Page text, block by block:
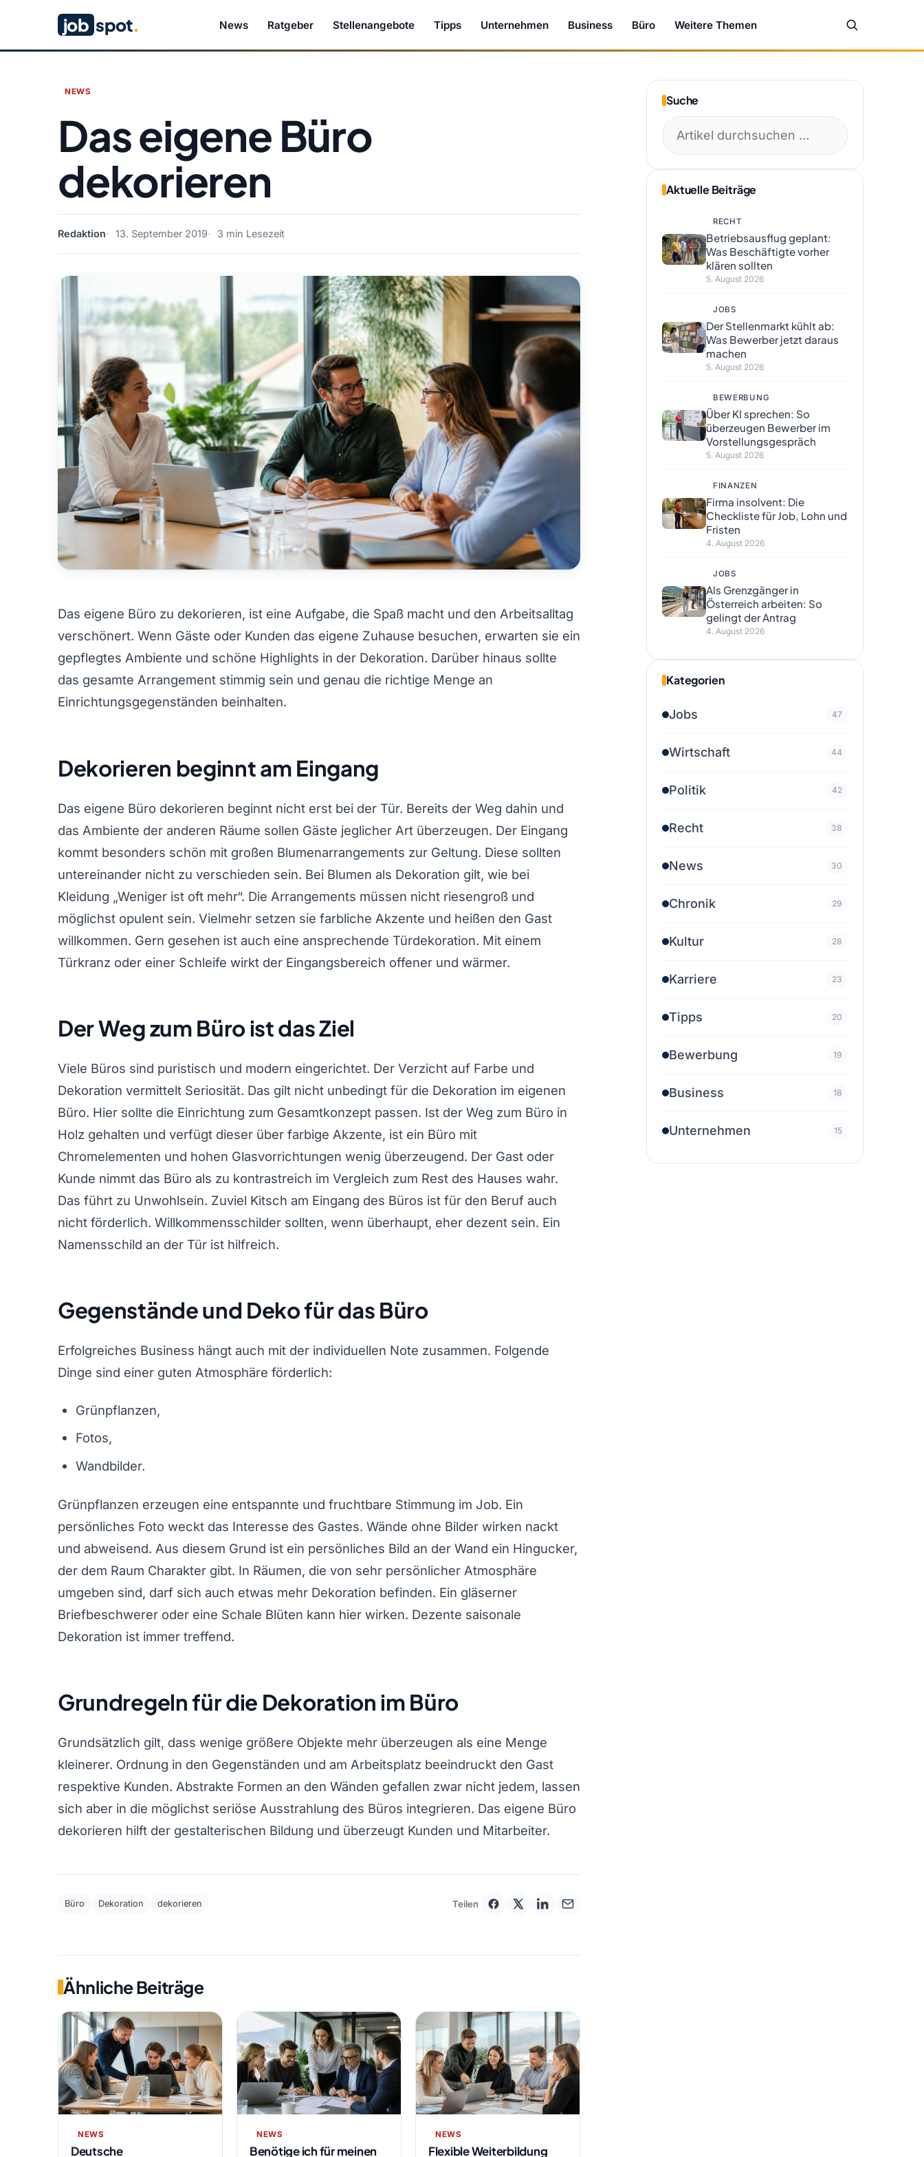
job spot. News Ratgeber Stellenangebote Tipps Unternehmen Business Büro Weitere Themen
NEWS
Das eigene Büro
dekorieren
Redaktion 13. September 2019 3 min Lesezeit
Das eigene Büro zu dekorieren, ist eine Aufgabe, die Spaß macht und den Arbeitsalltag
verschönert. Wenn Gäste oder Kunden das eigene Zuhause besuchen, erwarten sie ein
gepflegtes Ambiente und schöne Highlights in der Dekoration. Darüber hinaus sollte
das gesamte Arrangement stimmig sein und genau die richtige Menge an
Einrichtungsgegenständen beinhalten.
Dekorieren beginnt am Eingang
Das eigene Büro dekorieren beginnt nicht erst bei der Tür. Bereits der Weg dahin und
das Ambiente der anderen Räume sollen Gäste jeglicher Art überzeugen. Der Eingang
kommt besonders schön mit großen Blumenarrangements zur Geltung. Diese sollten
untereinander nicht zu verschieden sein. Bei Blumen als Dekoration gilt, wie bei
Kleidung „Weniger ist oft mehr“. Die Arrangements müssen nicht riesengroß und
möglichst opulent sein. Vielmehr setzen sie farbliche Akzente und heißen den Gast
willkommen. Gern gesehen ist auch eine ansprechende Türdekoration. Mit einem
Türkranz oder einer Schleife wirkt der Eingangsbereich offener und wärmer.
Der Weg zum Büro ist das Ziel
Viele Büros sind puristisch und modern eingerichtet. Der Verzicht auf Farbe und
Dekoration vermittelt Seriosität. Das gilt nicht unbedingt für die Dekoration im eigenen
Büro. Hier sollte die Einrichtung zum Gesamtkonzept passen. Ist der Weg zum Büro in
Holz gehalten und verfügt dieser über farbige Akzente, ist ein Büro mit
Chromelementen und hohen Glasvorrichtungen wenig überzeugend. Der Gast oder
Kunde nimmt das Büro als zu kontrastreich im Vergleich zum Rest des Hauses wahr.
Das führt zu Unwohlsein. Zuviel Kitsch am Eingang des Büros ist für den Beruf auch
nicht förderlich. Willkommensschilder sollten, wenn überhaupt, eher dezent sein. Ein
Namensschild an der Tür ist hilfreich.
Gegenstände und Deko für das Büro
Erfolgreiches Business hängt auch mit der individuellen Note zusammen. Folgende
Dinge sind einer guten Atmosphäre förderlich:
Grünpflanzen,
Fotos,
Wandbilder.
Grünpflanzen erzeugen eine entspannte und fruchtbare Stimmung im Job. Ein
persönliches Foto weckt das Interesse des Gastes. Wände ohne Bilder wirken nackt
und abweisend. Aus diesem Grund ist ein persönliches Bild an der Wand ein Hingucker,
der dem Raum Charakter gibt. In Räumen, die von sehr persönlicher Atmosphäre
umgeben sind, darf sich auch etwas mehr Dekoration befinden. Ein gläserner
Briefbeschwerer oder eine Schale Blüten kann hier wirken. Dezente saisonale
Dekoration ist immer treffend.
Grundregeln für die Dekoration im Büro
Grundsätzlich gilt, dass wenige größere Objekte mehr überzeugen als eine Menge
kleinerer. Ordnung in den Gegenständen und am Arbeitsplatz beeindruckt den Gast
respektive Kunden. Abstrakte Formen an den Wänden gefallen zwar nicht jedem, lassen
sich aber in die möglichst seriöse Ausstrahlung des Büros integrieren. Das eigene Büro
dekorieren hilft der gestalterischen Bildung und überzeugt Kunden und Mitarbeiter.
Büro Dekoration dekorieren Teilen
Ähnliche Beiträge
NEWS
Deutsche
NEWS
Benötige ich für meinen
NEWS
Flexible Weiterbildung
Suche
Aktuelle Beiträge
RECHT
Betriebsausflug geplant:
Was Beschäftigte vorher
klären sollten
5. August 2026
JOBS
Der Stellenmarkt kühlt ab:
Was Bewerber jetzt daraus
machen
5. August 2026
BEWERBUNG
Über KI sprechen: So
überzeugen Bewerber im
Vorstellungsgespräch
5. August 2026
FINANZEN
Firma insolvent: Die
Checkliste für Job, Lohn und
Fristen
4. August 2026
JOBS
Als Grenzgänger in
Österreich arbeiten: So
gelingt der Antrag
4. August 2026
Kategorien
Jobs 47
Wirtschaft 44
Politik 42
Recht 38
News 30
Chronik 29
Kultur 28
Karriere 23
Tipps 20
Bewerbung 19
Business 18
Unternehmen 15